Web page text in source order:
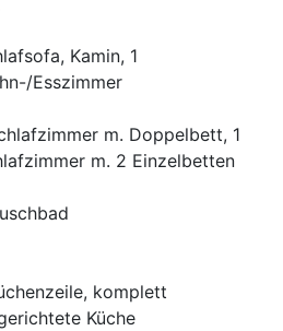
Kamin, 1
Esszimmer
m. Doppelbett, 1
m. 2 Einzelbetten
komplett
Küche